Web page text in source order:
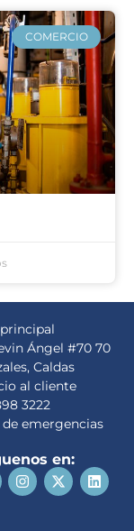
COMERCIO
Ángel #70 70
Caldas
al cliente
3222
de emergencias
en: